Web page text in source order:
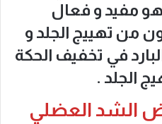
هو مفيد و فعال
من تهييج الجلد و
في تخفيف الحكة
الجلد .
الشد العضلي